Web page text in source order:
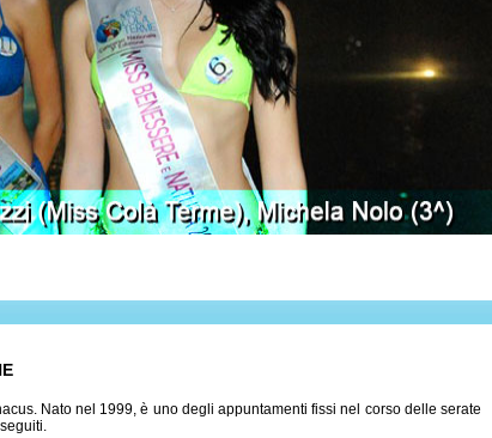
Nato nel 1999, è uno degli appuntamenti fissi nel corso delle serate